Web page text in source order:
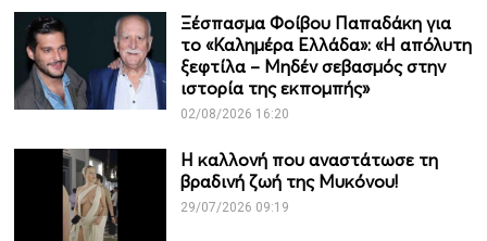
Ξέσπασμα Φοίβου Παπαδάκη για
το «Καλημέρα Ελλάδα»: «Η απόλυτη
ξεφτίλα – Μηδέν σεβασμός στην
ιστορία της εκπομπής»
02/08/2026 16:20
Η καλλονή που αναστάτωσε τη
βραδινή ζωή της Μυκόνου!
29/07/2026 09:19